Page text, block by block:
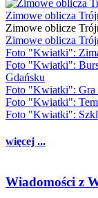
Zimowe oblicza
Zimowe oblicze
Zimowe oblicza
Foto "Kwiatki":
Foto "Kwiatki":
Gdańsku
Foto "Kwiatki": Gra
Foto "Kwiatki":
Foto "Kwiatki":
więcej ...
Wiadomości z